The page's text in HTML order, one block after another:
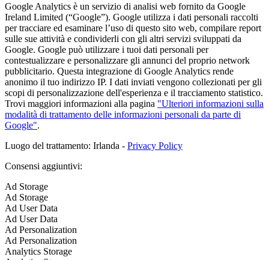
Google Analytics è un servizio di analisi web fornito da Google
Ireland Limited (“Google”). Google utilizza i dati personali raccolti
per tracciare ed esaminare l’uso di questo sito web, compilare report
sulle sue attività e condividerli con gli altri servizi sviluppati da
Google. Google può utilizzare i tuoi dati personali per
contestualizzare e personalizzare gli annunci del proprio network
pubblicitario. Questa integrazione di Google Analytics rende
anonimo il tuo indirizzo IP. I dati inviati vengono collezionati per gli
scopi di personalizzazione dell'esperienza e il tracciamento statistico.
Trovi maggiori informazioni alla pagina "Ulteriori informazioni sulla
modalità di trattamento delle informazioni personali da parte di
Google".
Luogo del trattamento: Irlanda - Privacy Policy
Consensi aggiuntivi:
Ad Storage
Ad Storage
Ad User Data
Ad User Data
Ad Personalization
Ad Personalization
Analytics Storage